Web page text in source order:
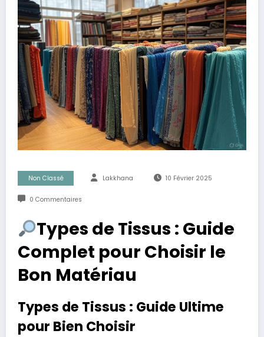
Non Classé Lakkhana 10 Février 2025
0 Commentaires
Types de Tissus : Guide
Complet pour Choisir le
Bon Matériau
Types de Tissus : Guide Ultime
pour Bien Choisir